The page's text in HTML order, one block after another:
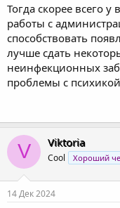
Тогда скорее всего
работы с
способствовать
лучше сдать
неинфекционных
проблемы с
V Viktoria
Cool Хороший
14 Дек 2024